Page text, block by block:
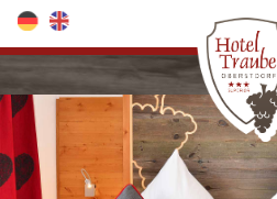
direkt zur Navigation
direkt zum Inhalt